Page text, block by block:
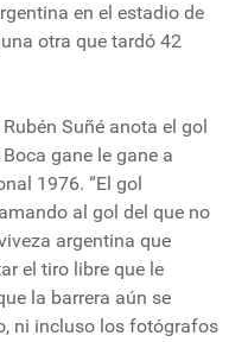
en el estadio de
otra que tardó 42
Suñé anota el gol
gane le gane a
1976. “El gol
al gol del que no
argentina que
el tiro libre que le
la barrera aún se
ni incluso los fotógrafos